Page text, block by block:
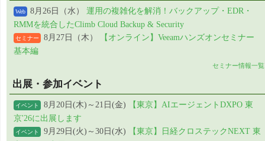
Web 8月26日（水） 運用の複雑化を解消！バックアップ・EDR・
RMMを統合したClimb Cloud Backup & Security
セミナー 8月27日（木）
【オンライン】Veeamハンズオンセミナー
基本編
セミナー情報一覧
出展・参加イベント
イベント 8月20日(木)～21日(金)
【東京】AIエージェントDXPO 東
京'26に出展します
イベント 9月29日(火)～30日(水)
【東京】日経クロステックNEXT 東